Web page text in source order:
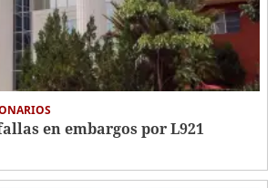
en embargos por L921